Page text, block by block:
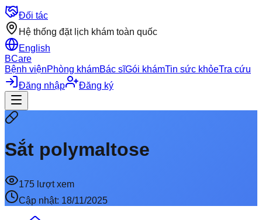
Đối tác
Hệ thống đặt lịch khám toàn quốc
English
BCare
Bệnh việnPhòng khámBác sĩGói khámTin sức khỏeTra cứu
Đăng nhập
Đăng ký
Sắt polymaltose
175 lượt xem
Cập nhật: 18/11/2025